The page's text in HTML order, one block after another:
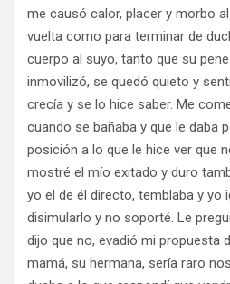
me causó calor, placer y morbo
vuelta como para terminar de
cuerpo al suyo, tanto que su
inmovilizó, se quedó quieto y
crecía y se lo hice saber. Me
cuando se bañaba y que le daba
posición a lo que le hice ver que
mostré el mío exitado y duro
yo el de él directo, temblaba y yo
disimularlo y no soporté. Le
dijo que no, evadió mi propuesta
mamá, su hermana, sería raro